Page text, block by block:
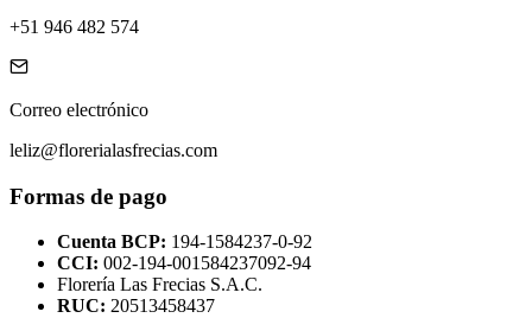
+51 946 482 574
Correo electrónico
leliz@florerialasfrecias.com
Formas de pago
Cuenta BCP: 194-1584237-0-92
CCI: 002-194-001584237092-94
Florería Las Frecias S.A.C.
RUC: 20513458437